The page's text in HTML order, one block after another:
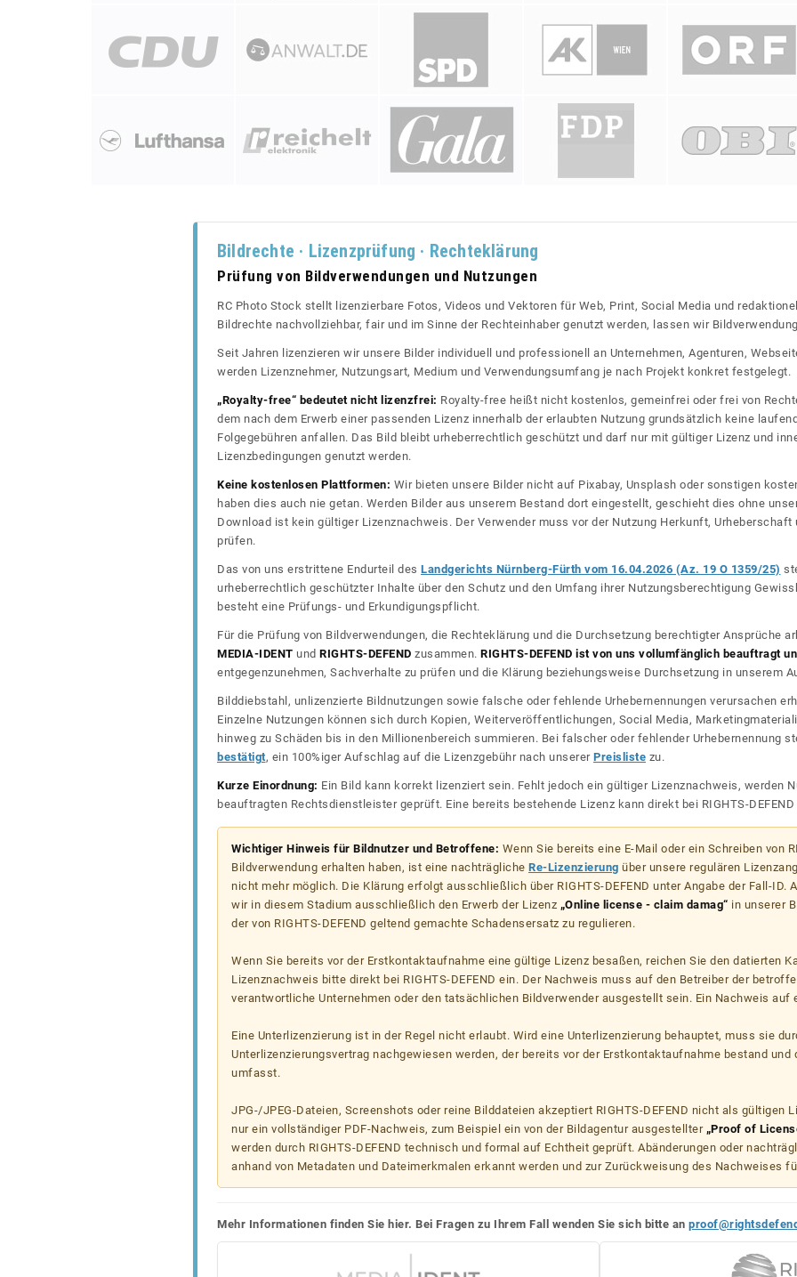
Bildrechte · Lizenzprüfung · Rechteklärung
Prüfung von Bildverwendungen und Nutzungen
RC Photo Stock stellt lizenzierbare Fotos, Videos und Vektoren für Web, Print, Social Media und
Bildrechte nachvollziehbar, fair und im Sinne der Rechteinhaber genutzt werden, lassen wir
Seit Jahren lizenzieren wir unsere Bilder individuell und professionell an Unternehmen, Agenturen,
werden Lizenznehmer, Nutzungsart, Medium und Verwendungsumfang je nach Projekt konkret festgelegt.
„Royalty-free“ bedeutet nicht lizenzfrei: Royalty-free heißt nicht kostenlos, gemeinfrei oder frei von
dem nach dem Erwerb einer passenden Lizenz innerhalb der erlaubten Nutzung grundsätzlich keine
Folgegebühren anfallen. Das Bild bleibt urheberrechtlich geschützt und darf nur mit gültiger Lizenz und
Lizenzbedingungen genutzt werden.
Keine kostenlosen Plattformen: Wir bieten unsere Bilder nicht auf Pixabay, Unsplash oder sonstigen
haben dies auch nie getan. Werden Bilder aus unserem Bestand dort eingestellt, geschieht dies ohne
Download ist kein gültiger Lizenznachweis. Der Verwender muss vor der Nutzung Herkunft,
prüfen.
Das von uns erstrittene Endurteil des Landgerichts Nürnberg-Fürth vom 16.04.2026 (Az. 19 O 1359/25)
urheberrechtlich geschützter Inhalte über den Schutz und den Umfang ihrer Nutzungsberechtigung
besteht eine Prüfungs- und Erkundigungspflicht.
Für die Prüfung von Bildverwendungen, die Rechteklärung und die Durchsetzung berechtigter Ansprüche
MEDIA-IDENT und RIGHTS-DEFEND zusammen. RIGHTS-DEFEND ist von uns vollumfänglich beauftragt
entgegenzunehmen, Sachverhalte zu prüfen und die Klärung beziehungsweise Durchsetzung in unserem
Bilddiebstahl, unlizenzierte Bildnutzungen sowie falsche oder fehlende Urhebernennungen verursachen
Einzelne Nutzungen können sich durch Kopien, Weiterveröffentlichungen, Social Media,
hinweg zu Schäden bis in den Millionenbereich summieren. Bei falscher oder fehlender Urhebernennung
bestätigt, ein 100%iger Aufschlag auf die Lizenzgebühr nach unserer Preisliste zu.
Kurze Einordnung: Ein Bild kann korrekt lizenziert sein. Fehlt jedoch ein gültiger Lizenznachweis, werden
beauftragten Rechtsdienstleister geprüft. Eine bereits bestehende Lizenz kann direkt bei RIGHTS-
Wichtiger Hinweis für Bildnutzer und Betroffene: Wenn Sie bereits eine E-Mail oder ein Schreiben von
Bildverwendung erhalten haben, ist eine nachträgliche Re-Lizenzierung über unsere regulären
nicht mehr möglich. Die Klärung erfolgt ausschließlich über RIGHTS-DEFEND unter Angabe der Fall-ID.
wir in diesem Stadium ausschließlich den Erwerb der Lizenz „Online license - claim damag“ in unserer
der von RIGHTS-DEFEND geltend gemachte Schadensersatz zu regulieren.
Wenn Sie bereits vor der Erstkontaktaufnahme eine gültige Lizenz besaßen, reichen Sie den datierten
Lizenznachweis bitte direkt bei RIGHTS-DEFEND ein. Der Nachweis muss auf den Betreiber der
verantwortliche Unternehmen oder den tatsächlichen Bildverwender ausgestellt sein. Ein Nachweis auf
Eine Unterlizenzierung ist in der Regel nicht erlaubt. Wird eine Unterlizenzierung behauptet, muss sie
Unterlizenzierungsvertrag nachgewiesen werden, der bereits vor der Erstkontaktaufnahme bestand und
umfasst.
JPG-/JPEG-Dateien, Screenshots oder reine Bilddateien akzeptiert RIGHTS-DEFEND nicht als gültigen
nur ein vollständiger PDF-Nachweis, zum Beispiel ein von der Bildagentur ausgestellter „Proof of
werden durch RIGHTS-DEFEND technisch und formal auf Echtheit geprüft. Abänderungen oder
anhand von Metadaten und Dateimerkmalen erkannt werden und zur Zurückweisung des Nachweises
Mehr Informationen finden Sie hier. Bei Fragen zu Ihrem Fall wenden Sie sich bitte an